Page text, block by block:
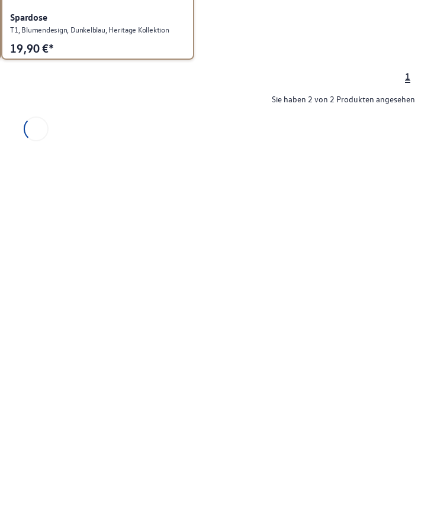
Spardose
T1, Blumendesign, Dunkelblau, Heritage Kollektion
19,90€*
1
Sie haben 2 von 2 Produkten angesehen